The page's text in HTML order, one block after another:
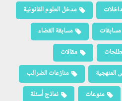
مدخل العلوم القانونية
مسابقات
مسابقة القضاء
مقالات
المنهجية
منازعات الضرائب
منوعات
نماذج أسئلة